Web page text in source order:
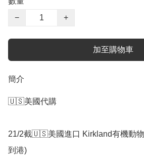
−
+
加至購物車
簡介
🇺🇸美國代購
21/2截🇺🇸美國進口 Kirkland有機動
到港)